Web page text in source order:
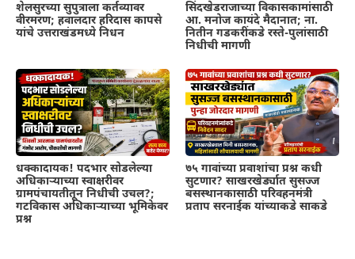
शेलसुरच्या सुपुत्राला कर्तव्यावर
वीरमरण; हवालदार हरिदास कापसे
यांचे उत्तराखंडमध्ये निधन
सिंदखेडराजाच्या विकासकामांसाठी
आ. मनोज कायंदे मैदानात; ना.
नितीन गडकरींकडे रस्ते-पुलांसाठी
निधीची मागणी
धक्कादायक! पदभार सोडलेल्या
अधिकाऱ्याच्या स्वाक्षरीवर
ग्रामपंचायतीतून निधीची उचल?;
गटविकास अधिकाऱ्याच्या भूमिकेवर
प्रश्न
७५ गावांच्या प्रवाशांचा प्रश्न कधी
सुटणार? साखरखेर्ड्यात सुसज्ज
बसस्थानकासाठी परिवहनमंत्री
प्रताप सरनाईक यांच्याकडे साकडे